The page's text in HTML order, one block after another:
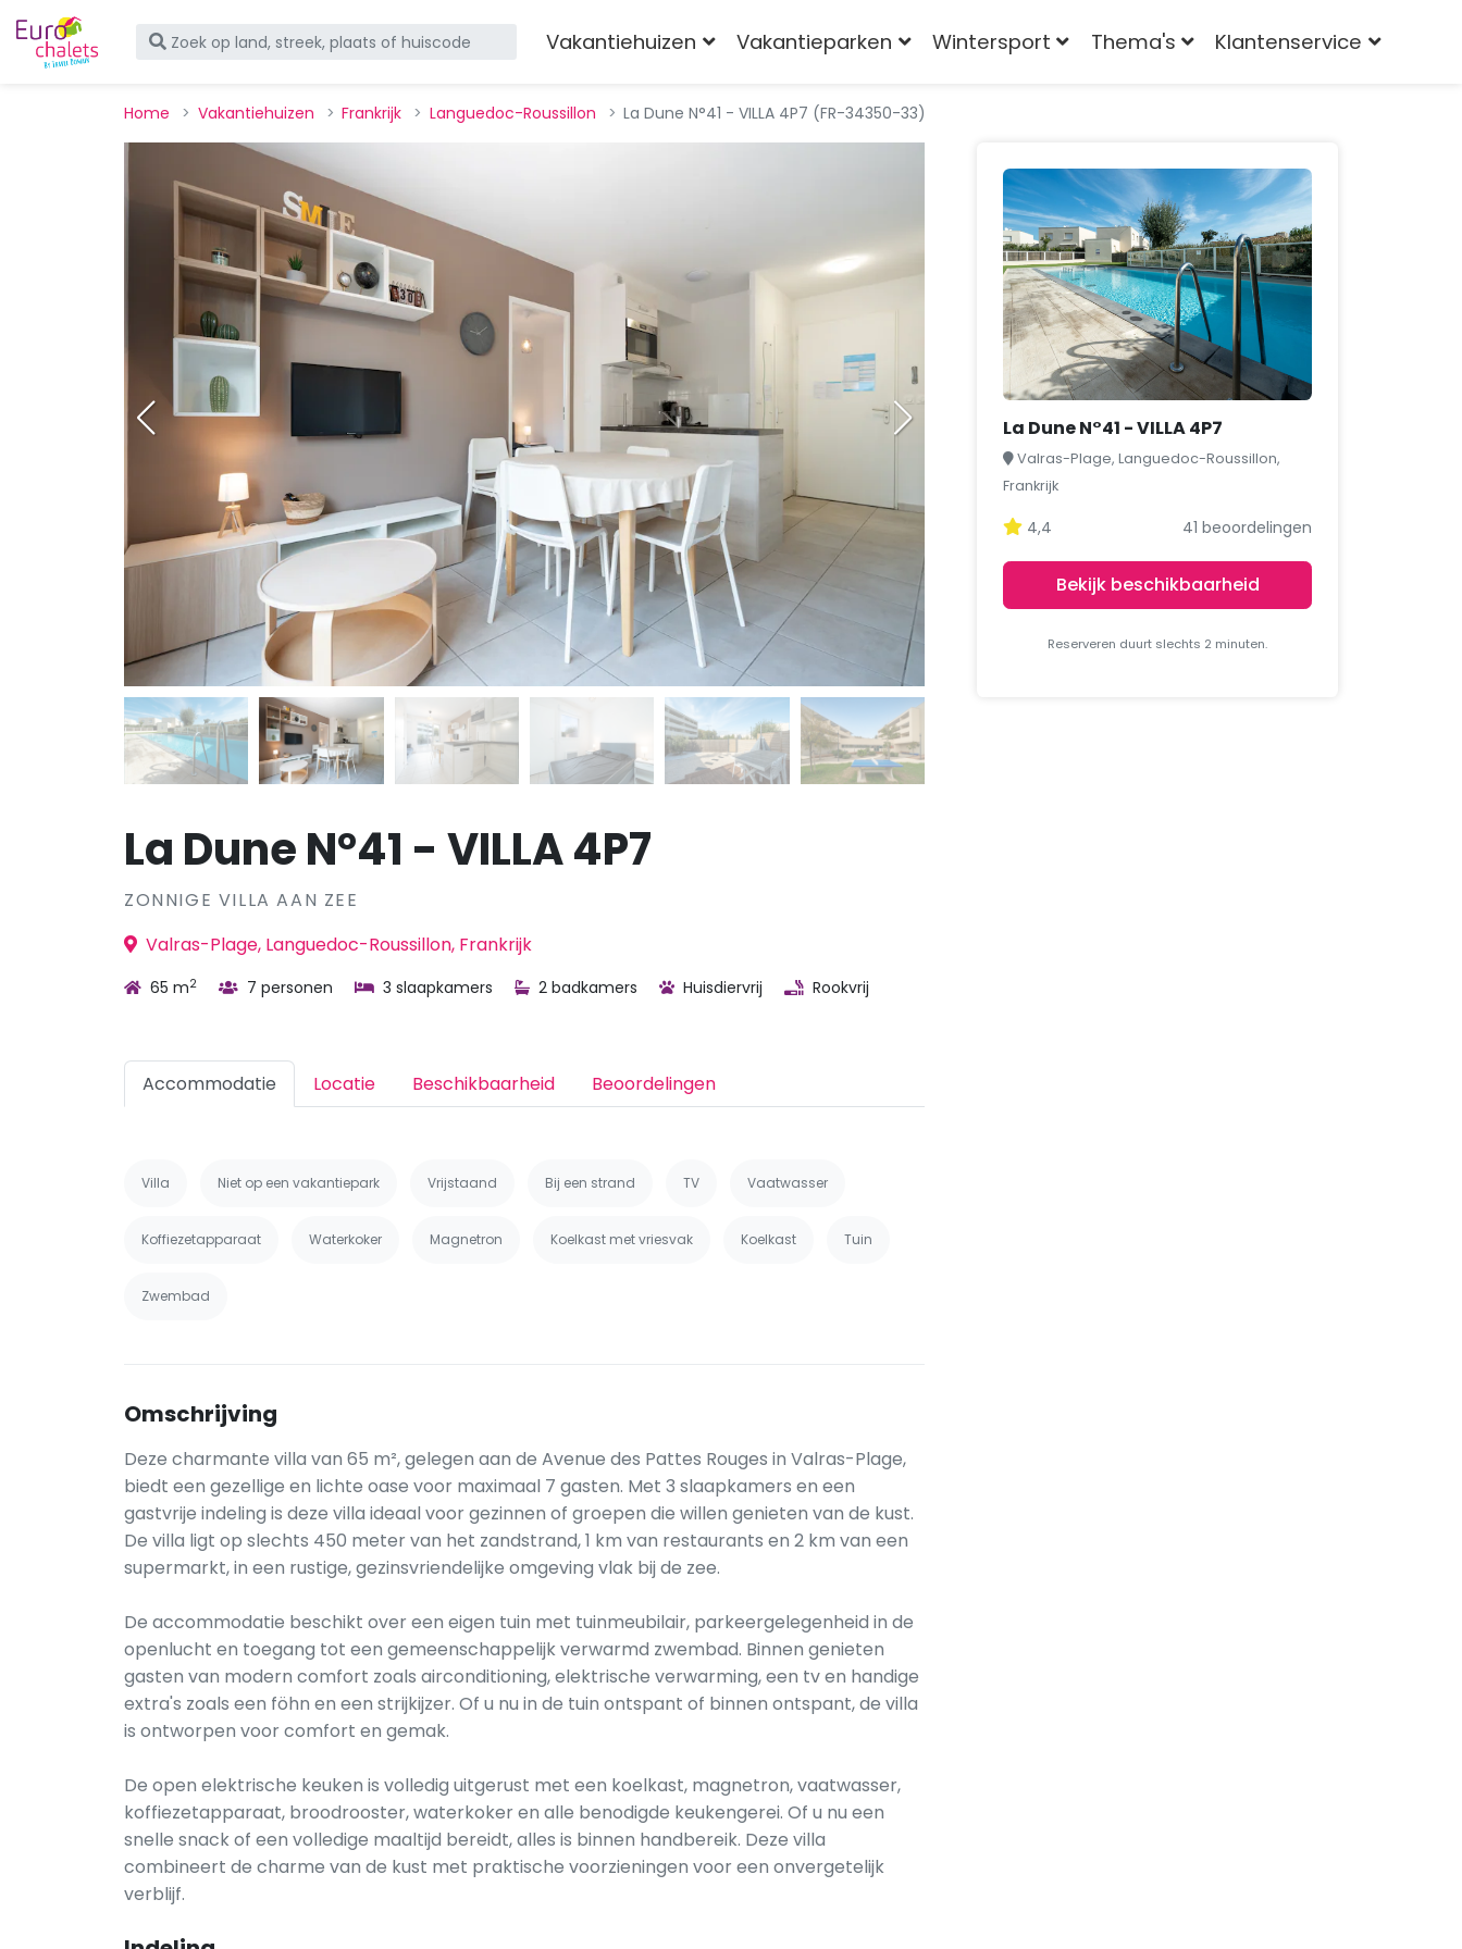
Vakantiehuizen Vakantieparken Wintersport Thema's Klantenservice
Home Vakantiehuizen Frankrijk Languedoc-Roussillon La Dune N°41 - VILLA 4P7 (FR-34350-33)
La Dune N°41 - VILLA 4P7
ZONNIGE VILLA AAN ZEE
Valras-Plage, Languedoc-Roussillon, Frankrijk
65 m2 7 personen 3 slaapkamers 2 badkamers Huisdiervrij Rookvrij
Accommodatie Locatie Beschikbaarheid Beoordelingen
Villa Niet op een vakantiepark Vrijstaand Bij een strand TV Vaatwasser
Koffiezetapparaat Waterkoker Magnetron Koelkast met vriesvak Koelkast Tuin
Zwembad
Omschrijving
Deze charmante villa van 65 m², gelegen aan de Avenue des Pattes Rouges in Valras-Plage,
biedt een gezellige en lichte oase voor maximaal 7 gasten. Met 3 slaapkamers en een
gastvrije indeling is deze villa ideaal voor gezinnen of groepen die willen genieten van de kust.
De villa ligt op slechts 450 meter van het zandstrand, 1 km van restaurants en 2 km van een
supermarkt, in een rustige, gezinsvriendelijke omgeving vlak bij de zee.
De accommodatie beschikt over een eigen tuin met tuinmeubilair, parkeergelegenheid in de
openlucht en toegang tot een gemeenschappelijk verwarmd zwembad. Binnen genieten
gasten van modern comfort zoals airconditioning, elektrische verwarming, een tv en handige
extra's zoals een föhn en een strijkijzer. Of u nu in de tuin ontspant of binnen ontspant, de villa
is ontworpen voor comfort en gemak.
De open elektrische keuken is volledig uitgerust met een koelkast, magnetron, vaatwasser,
koffiezetapparaat, broodrooster, waterkoker en alle benodigde keukengerei. Of u nu een
snelle snack of een volledige maaltijd bereidt, alles is binnen handbereik. Deze villa
combineert de charme van de kust met praktische voorzieningen voor een onvergetelijk
verblijf.
La Dune N°41 - VILLA 4P7
Valras-Plage, Languedoc-Roussillon,
Frankrijk
4,4 41 beoordelingen
Bekijk beschikbaarheid
Reserveren duurt slechts 2 minuten.